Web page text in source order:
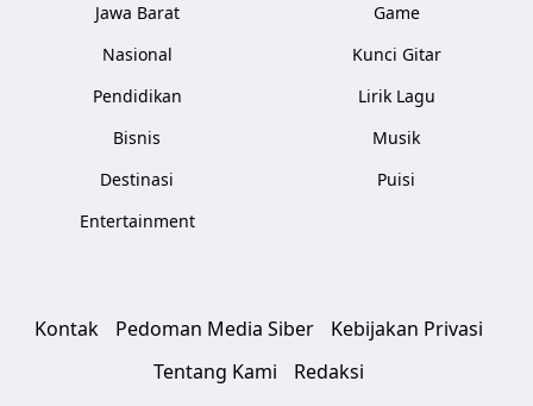
Jawa Barat
Nasional
Pendidikan
Bisnis
Destinasi
Entertainment
Game
Kunci Gitar
Lirik Lagu
Musik
Puisi
Kontak Pedoman Media Siber
Kebijakan Privasi
Tentang Kami
Redaksi